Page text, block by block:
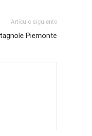
Artículo siguiente
Piemonte